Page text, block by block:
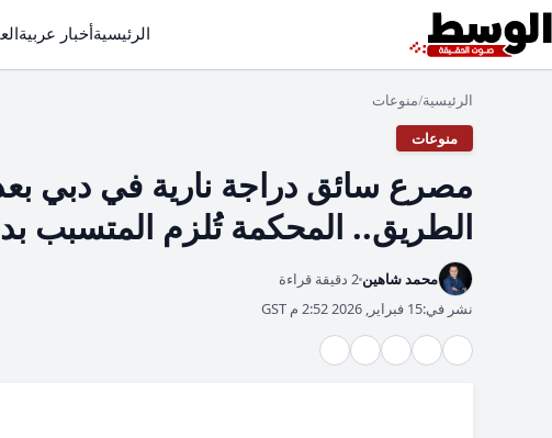
الرئيسيةأخبار عربية
الرئيسية/منوعات
منوعات
مصرع سائق دراجة نارية في دبي
الطريق.. المحكمة تُلزم المتسبب
محمد شاهين 2 دقيقة قراءة
نشر في:15 فبراير, 2026 2:52 م GST